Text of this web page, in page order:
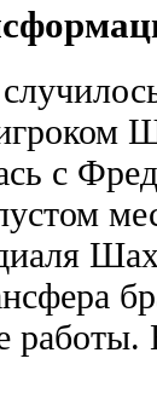
с
работы.